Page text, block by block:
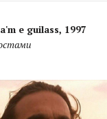
e guilass, 1997